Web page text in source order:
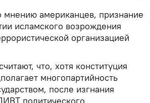
мнению американцев, признание
исламского возрождения
организацией
что, хотя конституция
многопартийность
после изгнания